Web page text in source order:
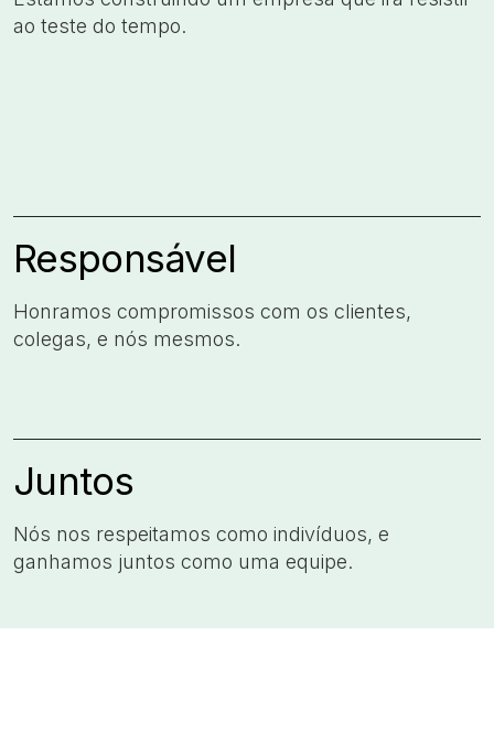
ao teste do tempo.​
Responsável
Honramos compromissos com os clientes,
colegas, e nós mesmos.​
Juntos
Nós nos respeitamos como indivíduos, e
ganhamos juntos como uma equipe.​